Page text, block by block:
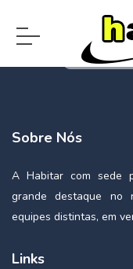
Sobre Nós
A Habitar com sede
grande destaque no
equipes distintas, em
Links